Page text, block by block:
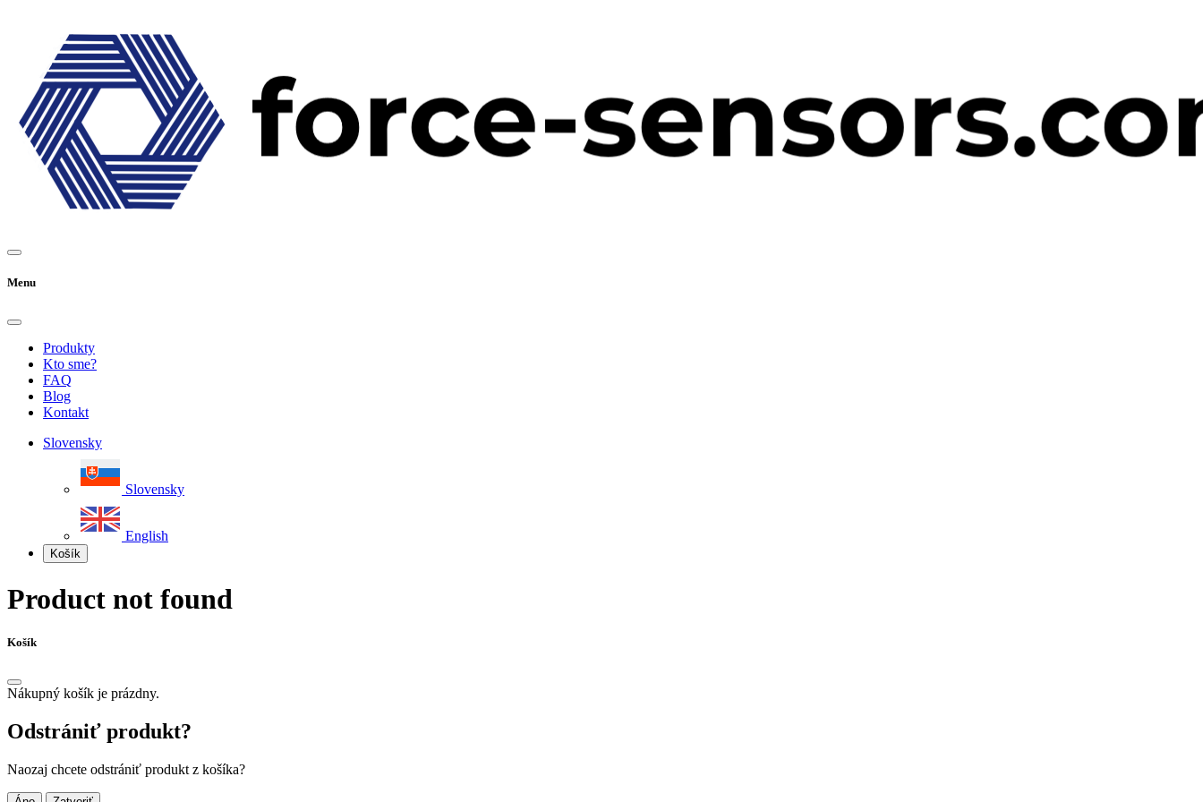
Menu
Produkty
Kto sme?
FAQ
Blog
Kontakt
Slovensky
Slovensky
English
Košík
Product not found
Košík
Nákupný košík je prázdny.
Odstrániť produkt?
Naozaj chcete odstrániť produkt z košíka?